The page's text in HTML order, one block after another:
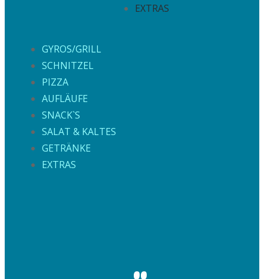
EXTRAS
GYROS/GRILL
SCHNITZEL
PIZZA
AUFLÄUFE
SNACK`S
SALAT & KALTES
GETRÄNKE
EXTRAS